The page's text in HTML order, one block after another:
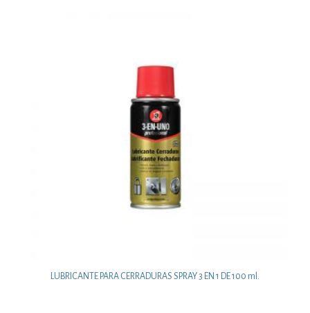
LUBRICANTE PARA CERRADURAS SPRAY 3 EN 1 DE 100 ml.